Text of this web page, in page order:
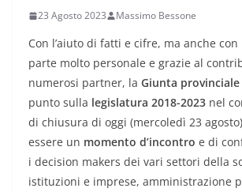
23 Agosto 2023 Massimo Bessone
Con l’aiuto di fatti e cifre, ma anche
parte molto personale e grazie al
numerosi partner, la Giunta provinciale
punto sulla legislatura 2018-2023 nel
di chiusura di oggi (mercoledì 23
essere un momento d’incontro e di
i decision makers dei vari settori della
istituzioni e imprese, amministrazione